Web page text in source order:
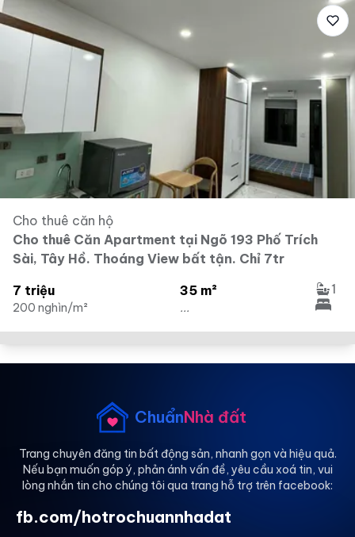
Cho thuê căn hộ
Cho thuê Căn Apartment tại Ngõ 193 Phố Trích
Sài, Tây Hồ. Thoáng View bất tận. Chỉ 7tr
7 triệu
200 nghìn/m²
35 m²
...
1
ChuẩnNhà đất
Trang chuyên đăng tin bất động sản, nhanh gọn và hiệu quả.
Nếu bạn muốn góp ý, phản ánh vấn đề, yêu cầu xoá tin, vui
lòng nhắn tin cho chúng tôi qua trang hỗ trợ trên facebook:
fb.com/hotrochuannhadat